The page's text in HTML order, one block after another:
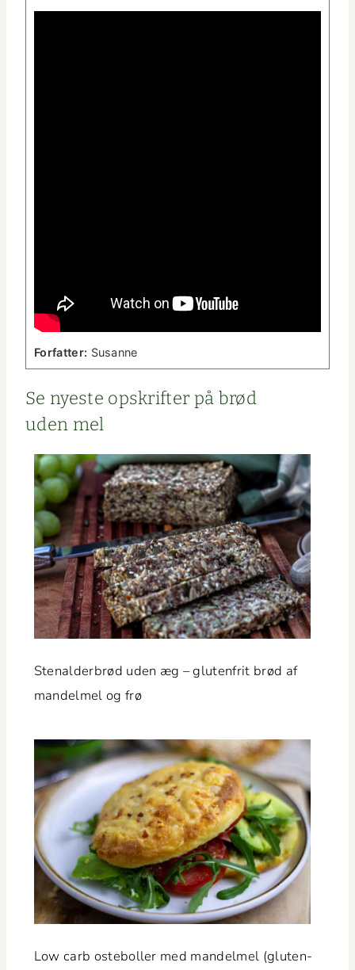
For­fat­ter: Susanne
Se nyeste opskrifter på brød
uden mel
Ste­nalder­brød uden æg – gluten­frit brød af
man­delmel og frø
Low carb oste­boller med man­delmel (gluten­